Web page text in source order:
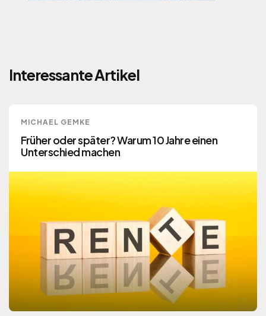
Interessante Artikel
MICHAEL GEMKE
Früher oder später? Warum 10 Jahre einen
Unterschied machen